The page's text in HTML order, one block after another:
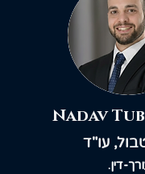
Nadav
עו"ד
דין.